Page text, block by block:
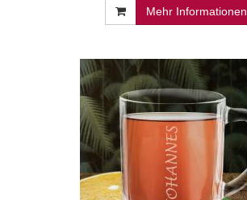
Mehr Informationen